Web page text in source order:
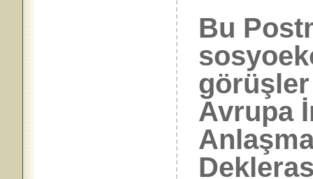
Bu
görüşler
Avrupa